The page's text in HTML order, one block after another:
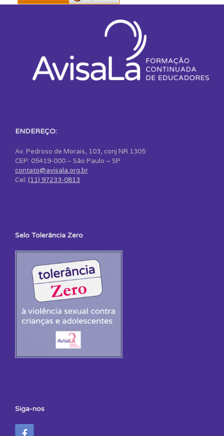
ENDEREÇO:
Av. Pedroso de Morais, 103, conj NR 1305
CEP: 05419-000 – São Paulo – SP
contato@avisala.org.br
Cel: (11) 97233-0813
Selo Tolerância Zero
Siga-nos